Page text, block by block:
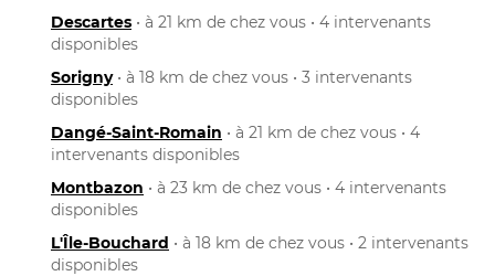
Descartes • à 21 km de chez vous • 4 intervenants
disponibles
Sorigny• à 18 km de chez vous • 3 intervenants
disponibles
Dangé-Saint-Romain • à 21 km de chez vous • 4
intervenants disponibles
Montbazon • à 23 km de chez vous • 4 intervenants
disponibles
L'Île-Bouchard • à 18 km de chez vous • 2 intervenants
disponibles